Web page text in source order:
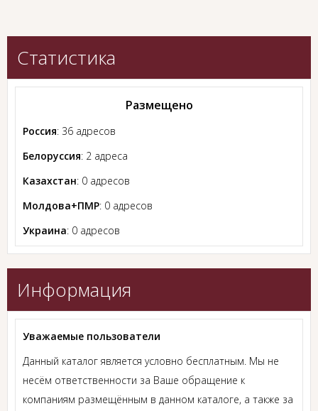
Статистика
Размещено
Россия: 36 адресов
Белоруссия: 2 адреса
Казахстан: 0 адресов
Молдова+ПМР: 0 адресов
Украина: 0 адресов
Информация
Уважаемые пользователи
Данный каталог является условно бесплатным. Мы не
несём ответственности за Ваше обращение к
компаниям размещённым в данном каталоге, а также за